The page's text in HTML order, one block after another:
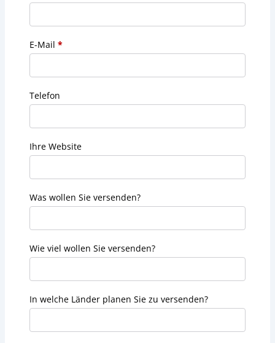
E-Mail *
Telefon
Ihre Website
Was wollen Sie versenden?
Wie viel wollen Sie versenden?
In welche Länder planen Sie zu versenden?